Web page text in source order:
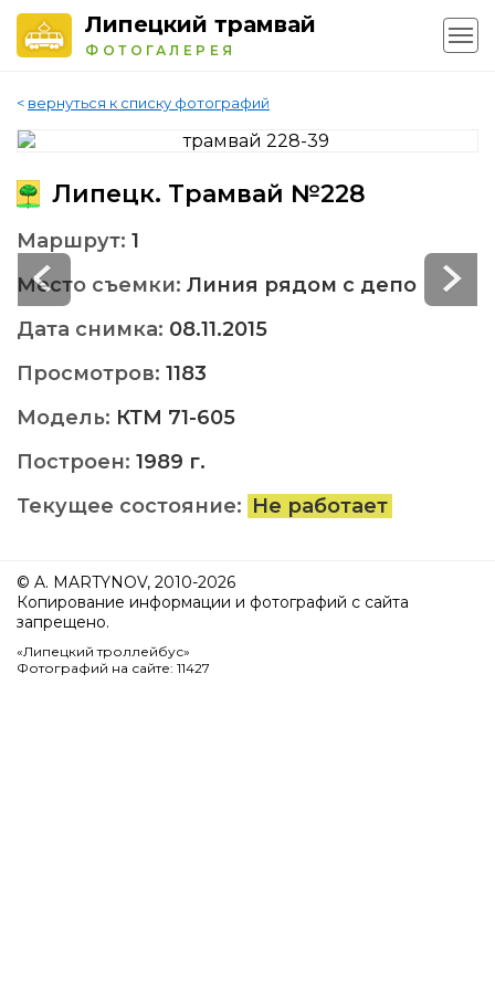
Липецкий трамвай
ФОТОГАЛЕРЕЯ
< вернуться к списку фотографий
Липецк. Трамвай №228
Маршрут: 1
Место съемки: Линия рядом с депо
Дата снимка: 08.11.2015
Просмотров: 1183
Модель: КТМ 71-605
Построен: 1989 г.
Текущее состояние: Не работает
© A. MARTYNOV, 2010-2026
Копирование информации и фотографий с сайта
запрещено.
«Липецкий троллейбус»
Фотографий на сайте: 11427